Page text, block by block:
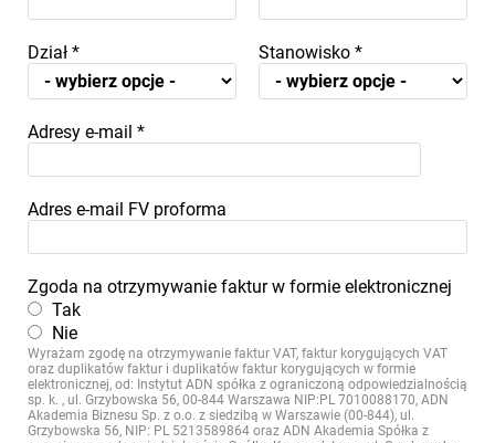
Dział * Stanowisko *
Adresy e-mail *
Adres e-mail FV proforma
Zgoda na otrzymywanie faktur w formie elektronicznej
Tak
Nie
Wyrażam zgodę na otrzymywanie faktur VAT, faktur korygujących VAT
oraz duplikatów faktur i duplikatów faktur korygujących w formie
elektronicznej, od: Instytut ADN spółka z ograniczoną odpowiedzialnością
sp. k. , ul. Grzybowska 56, 00-844 Warszawa NIP:PL 7010088170, ADN
Akademia Biznesu Sp. z o.o. z siedzibą w Warszawie (00-844), ul.
Grzybowska 56, NIP: PL 5213589864 oraz ADN Akademia Spółka z